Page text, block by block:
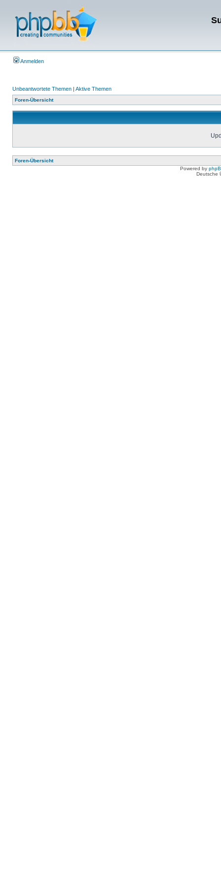
Anmelden
Unbeantwortete Themen | Aktive Themen
Foren-Übersicht
Foren-Übersicht
Powered by
Deutsche